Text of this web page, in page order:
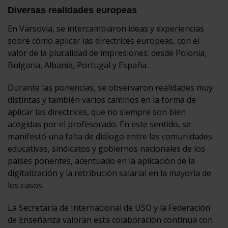
Diversas realidades europeas
En Varsovia, se intercambiaron ideas y experiencias
sobre cómo aplicar las directrices europeas, con el
valor de la pluralidad de impresiones: desde Polonia,
Bulgaria, Albania, Portugal y España.
Durante las ponencias, se observaron realidades muy
distintas y también varios caminos en la forma de
aplicar las directrices, que no siempre son bien
acogidas por el profesorado. En este sentido, se
manifestó una falta de diálogo entre las comunidades
educativas, sindicatos y gobiernos nacionales de los
países ponentes, acentuado en la aplicación de la
digitalización y la retribución salarial en la mayoría de
los casos.
La Secretaría de Internacional de USO y la Federación
de Enseñanza valoran esta colaboración continua con